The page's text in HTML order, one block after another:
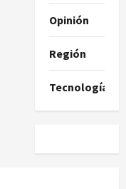
Opinión
Región
Tecnología